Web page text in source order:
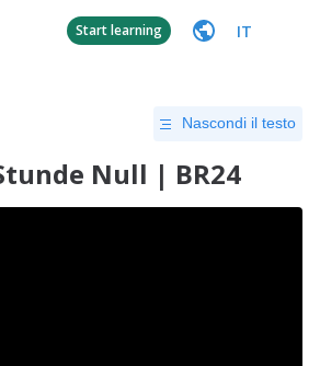
Start learning IT
Nascondi il testo
Null | BR24